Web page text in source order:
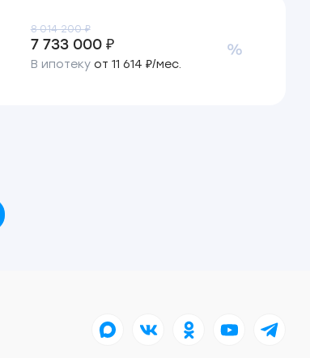
8 014 200 ₽
7 733 000 ₽
В ипотеку от 11 614 ₽/мес.